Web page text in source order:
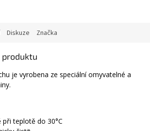
Diskuze Značka
produktu
je vyrobena ze speciální omyvatelné a
při teplotě do 30°C